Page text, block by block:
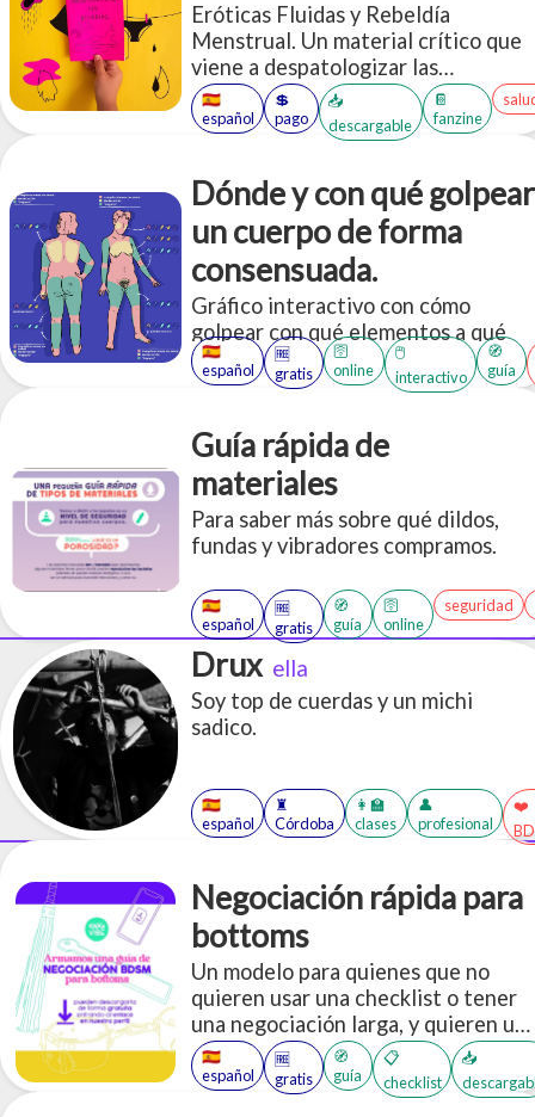
Eróticas Fluidas y Rebeldía
Menstrual. Un material crítico que
viene a despatologizar las
experiencias menstruantes,
destinado a quien quiera saber más
sobre este proceso, derribando
🇪🇸
español
💲
pago
📥
descargable
📔
fanzine
Dónde y con qué golpear
un cuerpo de forma
consensuada.
Gráfico interactivo con cómo
golpear con qué elementos a qué
partes del cuerpo, de forma
consensuada.
🇪🇸
español
🆓
gratis
🛜
online
🖱️
interactivo
🧭
guía
Guía rápida de
materiales
Para saber más sobre qué dildos,
fundas y vibradores compramos.
🇪🇸
español
🆓
gratis
🧭
guía
🛜
online
seguridad
Drux ella
Soy top de cuerdas y un michi
sadico.
🇪🇸
español
♜
Córdoba
👩‍🏫
clases
👤
profesional
❤️
Negociación rápida para
bottoms
Un modelo para quienes que no
quieren usar una checklist o tener
una negociación larga, y quieren un
modelo pre-hecho para establecer
gustos, necesidades, intenciones,
preferencias, límites, entre otros.
🇪🇸
español
🆓
gratis
🧭
guía
📋
checklist
📥